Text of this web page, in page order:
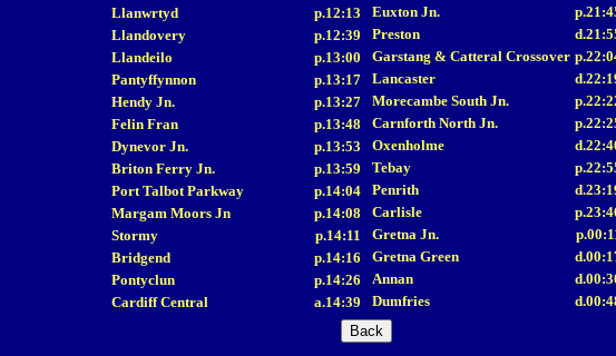
Llanwrtyd
p.12:13
Llandovery
p.12:39
Llandeilo
p.13:00
Pantyffynnon
p.13:17
Hendy Jn.
p.13:27
Felin Fran
p.13:48
Dynevor Jn.
p.13:53
Briton Ferry Jn.
p.13:59
Port Talbot Parkway
p.14:04
Margam Moors Jn
p.14:08
Stormy
p.14:11
Bridgend
p.14:16
Pontyclun
p.14:26
Cardiff Central
a.14:39
Euxton Jn.
Preston
Garstang & Catteral Crossover
Lancaster
Morecambe South Jn.
Carnforth North Jn.
Oxenholme
Tebay
Penrith
Carlisle
Gretna Jn.
Gretna Green
Annan
Dumfries